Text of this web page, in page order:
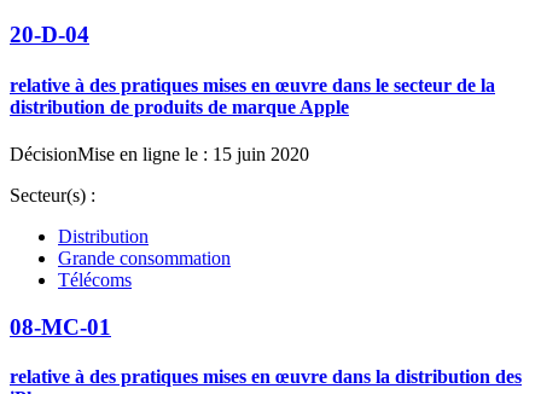
20-D-04
relative à des pratiques mises en œuvre dans le secteur de la
distribution de produits de marque Apple
DécisionMise en ligne le : 15 juin 2020
Secteur(s) :
Distribution
Grande consommation
Télécoms
08-MC-01
relative à des pratiques mises en œuvre dans la distribution des